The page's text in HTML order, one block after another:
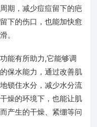
期，减少痘痘留下的疤
下的伤口，也能加快愈
。
能有所助力,它能够调
保水能力，通过改善肌
锁住水分，减少水分流
燥的环境下，也能让肌
产生的干燥、紧绷等问